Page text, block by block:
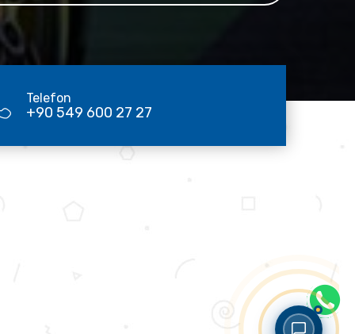
Telefon
+90 549 600 27 27